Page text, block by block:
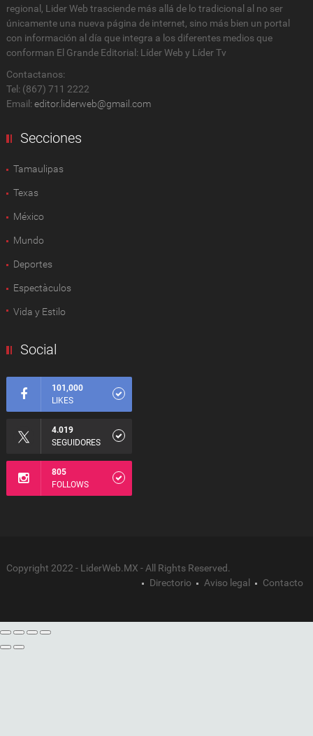
regional, Lider Web trasciende más allá de lo tradicional al no ser
únicamente una nueva página de internet, sino más bien un portal
con información al día que integra a los diferentes medios que
conforman El Grande Editorial: Líder Web y Líder Tv
Contactanos:
Tel: (867) 711 2222
Email: editor.liderweb@gmail.com
Secciones
Tamaulipas
Texas
México
Mundo
Deportes
Espectàculos
Vida y Estilo
Social
101,000
LIKES
4.019
SEGUIDORES
805
FOLLOWS
Copyright 2022 - LiderWeb.MX - All Rights Reserved.
Directorio
Aviso legal Contacto